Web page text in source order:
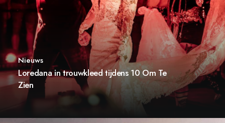
Nieuws
Loredana in trouwkleed tijdens 10 Om Te
Zien